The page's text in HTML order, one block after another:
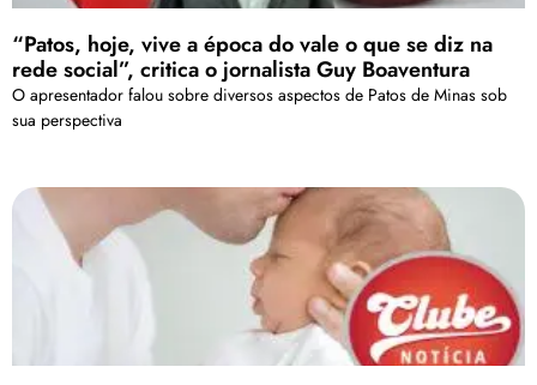
“Patos, hoje, vive a época do vale o que se diz na
rede social”, critica o jornalista Guy Boaventura
O apresentador falou sobre diversos aspectos de Patos de Minas sob
sua perspectiva